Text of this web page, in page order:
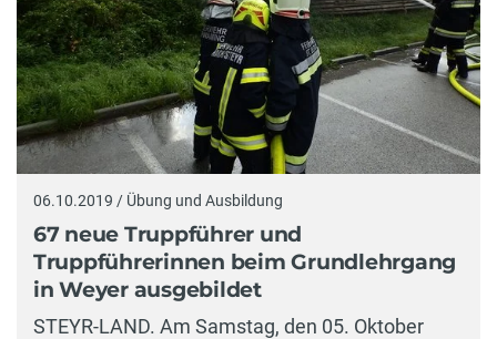
06.10.2019 / Übung und Ausbildung
67 neue Truppführer und
Truppführerinnen beim Grundlehrgang
in Weyer ausgebildet
STEYR-LAND. Am Samstag, den 05. Oktober